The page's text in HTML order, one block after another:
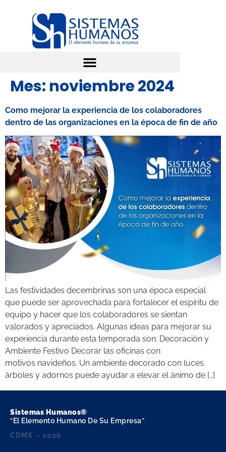
Mes: noviembre 2024
Como mejorar la experiencia de los colaboradores
dentro de las organizaciones en la época de fin de año
Las festividades decembrinas son una época especial
que puede ser aprovechada para fortalecer el espíritu de
equipo y hacer que los colaboradores se sientan
valorados y apreciados. Algunas ideas para mejorar su
experiencia durante esta temporada son: Decoración y
Ambiente Festivo Decorar las oficinas con
motivos navideños. Un ambiente decorado con luces,
árboles y adornos puede ayudar a elevar el ánimo de […]
Sistemas Humanos®
“El Elemento Humano De Su Empresa”
CDMX – 2026